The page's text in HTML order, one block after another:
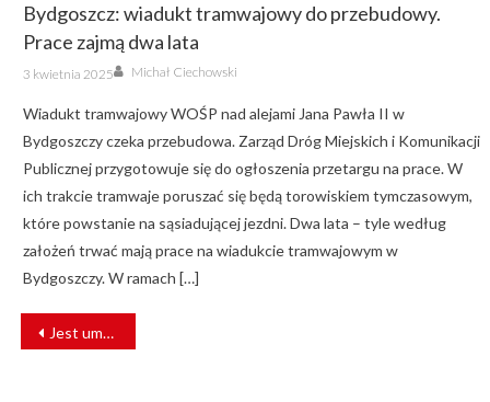
Bydgoszcz: wiadukt tramwajowy do przebudowy.
Prace zajmą dwa lata
Posted
on
3 kwietnia 2025 Author
Michał Ciechowski
Wiadukt tramwajowy WOŚP nad alejami Jana Pawła II w
Bydgoszczy czeka przebudowa. Zarząd Dróg Miejskich i Komunikacji
Publicznej przygotowuje się do ogłoszenia przetargu na prace. W
ich trakcie tramwaje poruszać się będą torowiskiem tymczasowym,
które powstanie na sąsiadującej jezdni. Dwa lata – tyle według
założeń trwać mają prace na wiadukcie tramwajowym w
Bydgoszczy. W ramach […]
NAWIGACJA
WPISU
Jest umowa na modernizację ul. Piekarskiej w Bytomiu